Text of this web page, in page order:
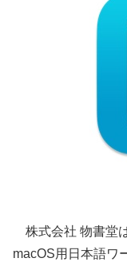
株式会社 物書堂
macOS用日本語ワ